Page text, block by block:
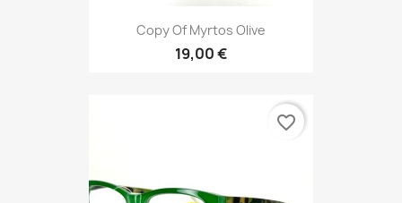
Copy Of Myrtos Olive
19,00 €
favorite_border